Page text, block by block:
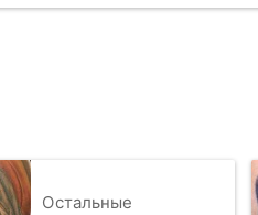
Остальные